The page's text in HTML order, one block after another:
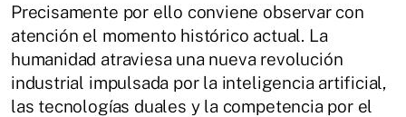
Precisamente por ello conviene observar con
atención el momento histórico actual. La
humanidad atraviesa una nueva revolución
industrial impulsada por la inteligencia artificial,
las tecnologías duales y la competencia por el